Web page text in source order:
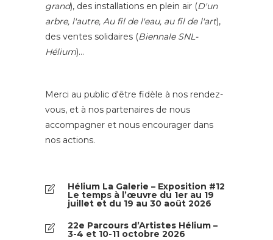
grand), des installations en plein air (D'un
arbre, l'autre, Au fil de l'eau, au fil de l'art),
des ventes solidaires (Biennale SNL-
Hélium)…
Merci au public d'être fidèle à nos rendez-
vous, et à nos partenaires de nous
accompagner et nous encourager dans
nos actions.
Hélium La Galerie – Exposition #12
Le temps à l’œuvre du 1er au 19
juillet et du 19 au 30 août 2026
22e Parcours d’Artistes Hélium –
3-4 et 10-11 octobre 2026